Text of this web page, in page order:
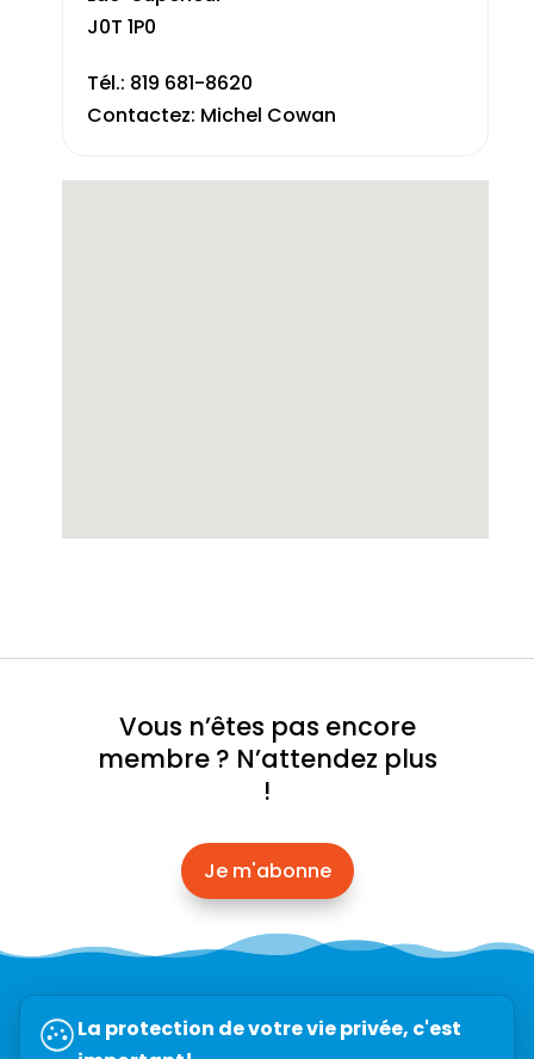
J0T 1P0
Tél.: 819 681-8620
Contactez: Michel Cowan
Vous n’êtes pas encore
membre ? N’attendez plus
!
Je m'abonne
Abonnez-vous à l’infolettre →
La protection de votre vie privée, c'est